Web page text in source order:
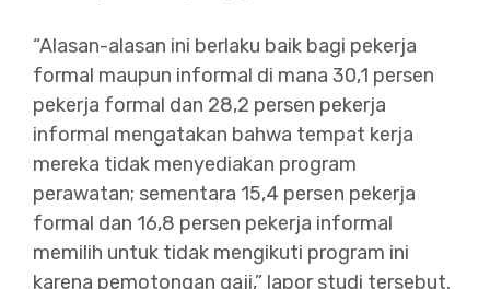
“Alasan-alasan ini berlaku baik bagi pekerja
formal maupun informal di mana 30,1 persen
pekerja formal dan 28,2 persen pekerja
informal mengatakan bahwa tempat kerja
mereka tidak menyediakan program
perawatan; sementara 15,4 persen pekerja
formal dan 16,8 persen pekerja informal
memilih untuk tidak mengikuti program ini
karena pemotongan gaji,” lapor studi tersebut.